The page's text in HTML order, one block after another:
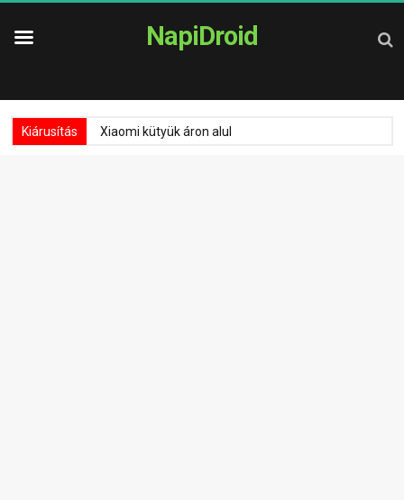
NapiDroid
Kiárusítás Xiaomi kütyük áron alul